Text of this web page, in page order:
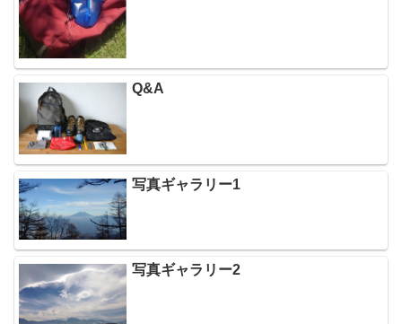
Q&A
写真ギャラリー1
写真ギャラリー2